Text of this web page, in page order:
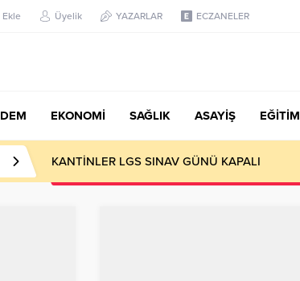
Üyelik YAZARLAR ECZANELER
EKONOMİ SAĞLIK ASAYİŞ EĞİTİM
KANTİNLER LGS SINAV GÜNÜ KAPALI